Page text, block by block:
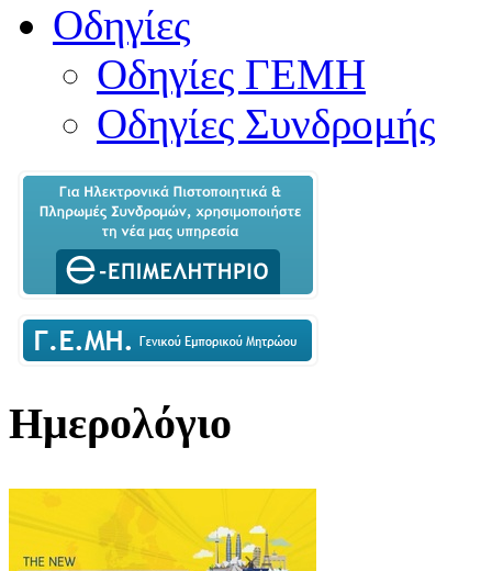
Οδηγίες
Οδηγίες ΓΕΜΗ
Οδηγίες Συνδρομής
Ημερολόγιο